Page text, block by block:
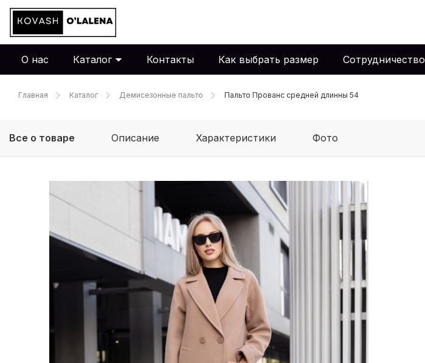
О нас Каталог Контакты Как выбрать размер Сотрудничество
Главная Каталог Демисезонные пальто Пальто Прованс средней длинны 54
Все о товаре Описание Характеристики Фото